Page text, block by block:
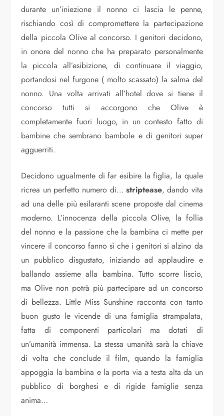
durante un’iniezione il nonno ci lascia le penne,
rischiando così di compromettere la partecipazione
della piccola Olive al concorso. I genitori decidono,
in onore del nonno che ha preparato personalmente
la piccola all’esibizione, di continuare il viaggio,
portandosi nel furgone ( molto scassato) la salma del
nonno. Una volta arrivati all’hotel dove si tiene il
concorso tutti si accorgono che Olive è
completamente fuori luogo, in un contesto fatto di
bambine che sembrano bambole e di genitori super
agguerriti.
Decidono ugualmente di far esibire la figlia, la quale
ricrea un perfetto numero di… striptease, dando vita
ad una delle più esilaranti scene proposte dal cinema
moderno. L’innocenza della piccola Olive, la follia
del nonno e la passione che la bambina ci mette per
vincere il concorso fanno sì che i genitori si alzino da
un pubblico disgustato, iniziando ad applaudire e
ballando assieme alla bambina. Tutto scorre liscio,
ma Olive non potrà più partecipare ad un concorso
di bellezza. Little Miss Sunshine racconta con tanto
buon gusto le vicende di una famiglia strampalata,
fatta di componenti particolari ma dotati di
un’umanità immensa. La stessa umanità sarà la chiave
di volta che conclude il film, quando la famiglia
appoggia la bambina e la porta via a testa alta da un
pubblico di borghesi e di rigide famiglie senza
anima…